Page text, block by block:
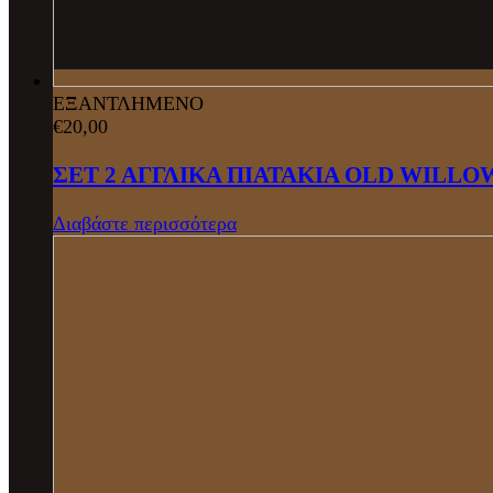
ΕΞΑΝΤΛΗΜΕΝΟ
€20,00
ΣΕΤ 2 ΑΓΓΛΙΚΑ ΠΙΑΤΑΚΙΑ OLD
Διαβάστε περισσότερα